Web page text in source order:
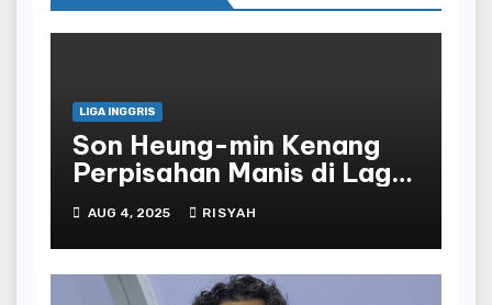
LIGA INGGRIS
Son Heung-min Kenang
Perpisahan Manis di Laga
Terakhir Bersama
Tottenham
AUG 4, 2025 RISYAH